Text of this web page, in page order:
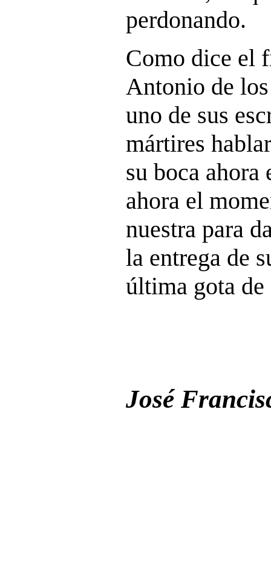
perdonando.
Como dice el
Antonio de
uno de sus
mártires
su boca ahora
ahora el
nuestra para
la entrega de
última gota de
José